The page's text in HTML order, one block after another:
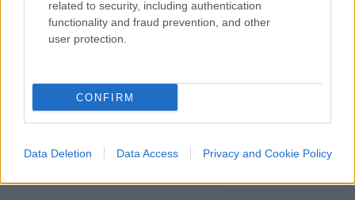
related to security, including authentication
functionality and fraud prevention, and other
user protection.
CONFIRM
Data Deletion Data Access Privacy and Cookie Policy
Nicolaporro.it è anche su Whatsapp. È
sufficientecliccare quiper iscriversi al canale ed
#NICOLA GRATTERI
40